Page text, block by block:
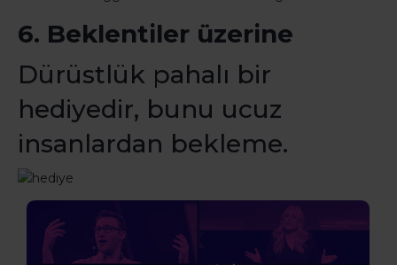
6. Beklentiler üzerine
Dürüstlük pahalı bir
hediyedir, bunu ucuz
insanlardan bekleme.